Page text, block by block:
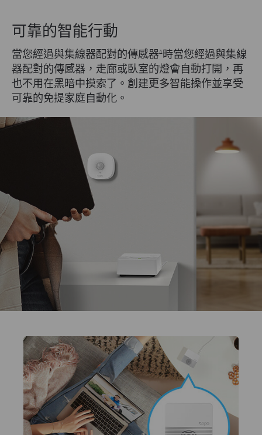
可靠的智能行動
當您經過與集線器配對的傳感器Δ時當您經過與集線
器配對的傳感器，走廊或臥室的燈會自動打開，再
也不用在黑暗中摸索了。創建更多智能操作並享受
可靠的免提家庭自動化。